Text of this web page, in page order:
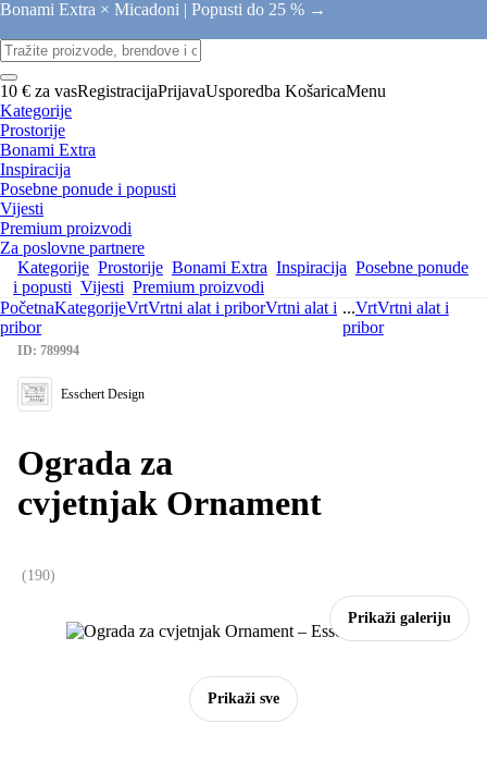
Bonami Extra × Micadoni | Popusti do 25 % →
10 € za vasRegistracijaPrijavaUsporedba KošaricaMenu
Kategorije
Prostorije
Bonami Extra
Inspiracija
Posebne ponude i popusti
Vijesti
Premium proizvodi
Za poslovne partnere
Kategorije Prostorije Bonami Extra Inspiracija Posebne ponude
i popusti Vijesti Premium proizvodi
PočetnaKategorijeVrtVrtni alat i priborVrtni alat i
pribor
...VrtVrtni alat i
pribor
Prikaži galeriju
Prikaži sve
ID: 789994
Esschert Design
Ograda za
cvjetnjak Ornament
(190)